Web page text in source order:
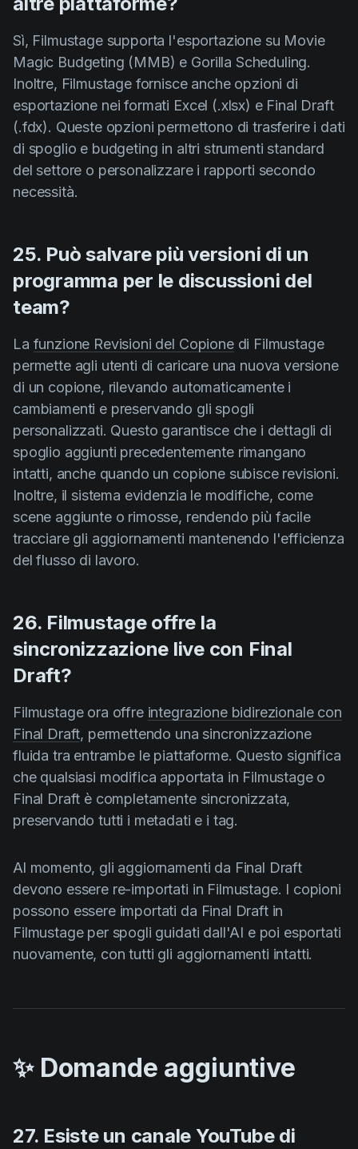
Sì, Filmustage supporta l'esportazione su Movie
Magic Budgeting (MMB) e Gorilla Scheduling.
Inoltre, Filmustage fornisce anche opzioni di
esportazione nei formati Excel (.xlsx) e Final Draft
(.fdx). Queste opzioni permettono di trasferire i dati
di spoglio e budgeting in altri strumenti standard
del settore o personalizzare i rapporti secondo
necessità.
25. Può salvare più versioni di un
programma per le discussioni del
team?
La funzione Revisioni del Copionedi Filmustage
permette agli utenti di caricare una nuova versione
di un copione, rilevando automaticamente i
cambiamenti e preservando gli spogli
personalizzati. Questo garantisce che i dettagli di
spoglio aggiunti precedentemente rimangano
intatti, anche quando un copione subisce revisioni.
Inoltre, il sistema evidenzia le modifiche, come
scene aggiunte o rimosse, rendendo più facile
tracciare gli aggiornamenti mantenendo l'efficienza
del flusso di lavoro.
26. Filmustage offre la
sincronizzazione live con Final
Draft?
Filmustage ora offre integrazione bidirezionale con
Final Draft, permettendo una sincronizzazione
fluida tra entrambe le piattaforme. Questo significa
che qualsiasi modifica apportata in Filmustage o
Final Draft è completamente sincronizzata,
preservando tutti i metadati e i tag.
Al momento, gli aggiornamenti da Final Draft
devono essere re-importati in Filmustage. I copioni
possono essere importati da Final Draft in
Filmustage per spogli guidati dall'AI e poi esportati
nuovamente, con tutti gli aggiornamenti intatti.
✨ Domande aggiuntive
27. Esiste un canale YouTube di